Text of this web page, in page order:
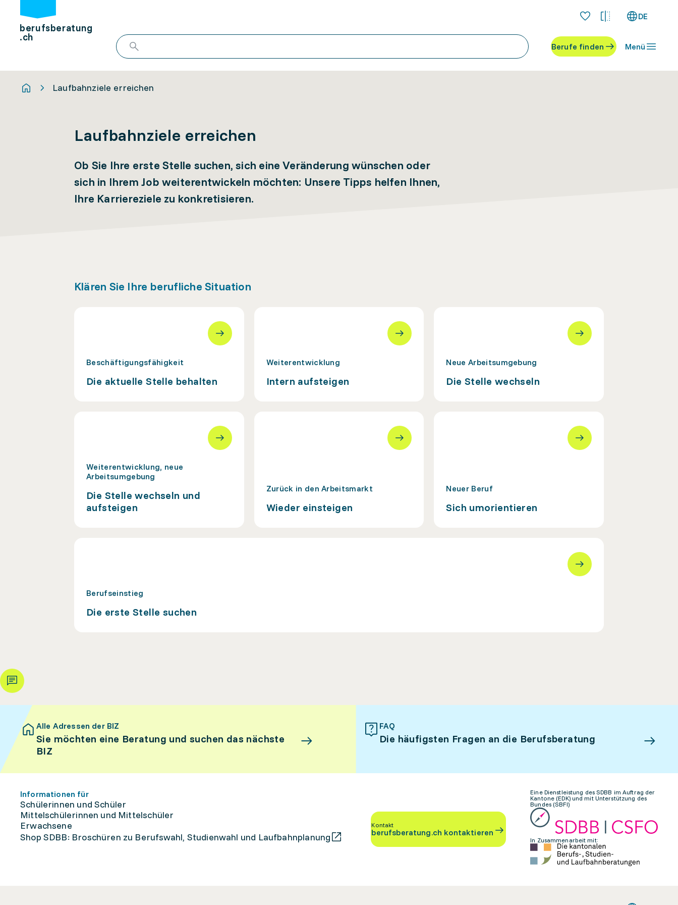
berufsberatung
.ch
DE
Berufe finden Menü
Laufbahnziele erreichen
Laufbahnziele erreichen
Ob Sie Ihre erste Stelle suchen, sich eine Veränderung wünschen oder
sich in Ihrem Job weiterentwickeln möchten: Unsere Tipps helfen Ihnen,
Ihre Karriereziele zu konkretisieren.
Klären Sie Ihre berufliche Situation
Beschäftigungsfähigkeit
Die aktuelle Stelle behalten
Weiterentwicklung
Intern aufsteigen
Neue Arbeitsumgebung
Die Stelle wechseln
Weiterentwicklung, neue
Arbeitsumgebung
Die Stelle wechseln und
aufsteigen
Zurück in den Arbeitsmarkt
Wieder einsteigen
Neuer Beruf
Sich umorientieren
Berufseinstieg
Die erste Stelle suchen
Alle Adressen der BIZ
Sie möchten eine Beratung und suchen das nächste
BIZ
FAQ
Die häufigsten Fragen an die Berufsberatung
Informationen für
Schülerinnen und Schüler
Mittelschülerinnen und Mittelschüler
Erwachsene
Shop SDBB: Broschüren zu Berufswahl, Studienwahl und Laufbahnplanung
Kontakt
berufsberatung.ch kontaktieren
Eine Dienstleistung des SDBB im Auftrag der
Kantone (EDK) und mit Unterstützung des
Bundes (SBFI)
In Zusammenarbeit mit: